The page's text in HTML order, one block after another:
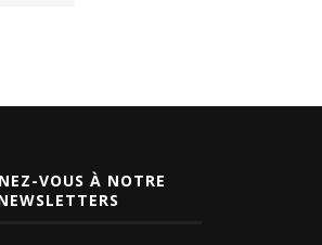
VOUS À NOTRE